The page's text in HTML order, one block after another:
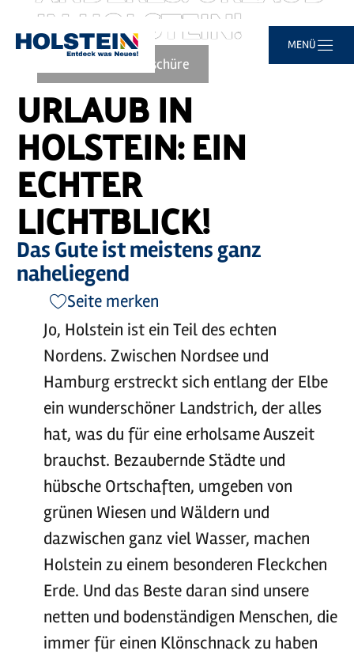
Zum
springen
Zur
springen
Zur
springen
Zum
springen
MENÜ
IN HOLSTEIN!
Zur Imagebroschüre
abspielen
Sie
hier:
Startseite
URLAUB IN
HOLSTEIN: EIN
ECHTER
LICHTBLICK!
Das Gute ist meistens ganz
naheliegend
Seite merken
Jo, Holstein ist ein Teil des echten
Nordens. Zwischen Nordsee und
Hamburg erstreckt sich entlang der Elbe
ein wunderschöner Landstrich, der alles
hat, was du für eine erholsame Auszeit
brauchst. Bezaubernde Städte und
hübsche Ortschaften, umgeben von
grünen Wiesen und Wäldern und
dazwischen ganz viel Wasser, machen
Holstein zu einem besonderen Fleckchen
Erde. Und das Beste daran sind unsere
netten und bodenständigen Menschen, die
immer für einen Klönschnack zu haben